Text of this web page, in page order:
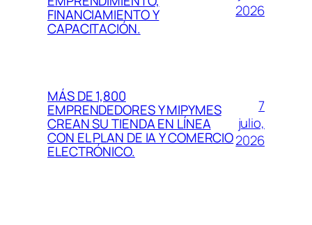
FINANCIAMIENTO Y
CAPACITACIÓN.
2026
MÁS DE 1,800
EMPRENDEDORES Y MIPYMES
CREAN SU TIENDA EN LÍNEA
CON EL PLAN DE IA Y COMERCIO
ELECTRÓNICO.
7
julio,
2026